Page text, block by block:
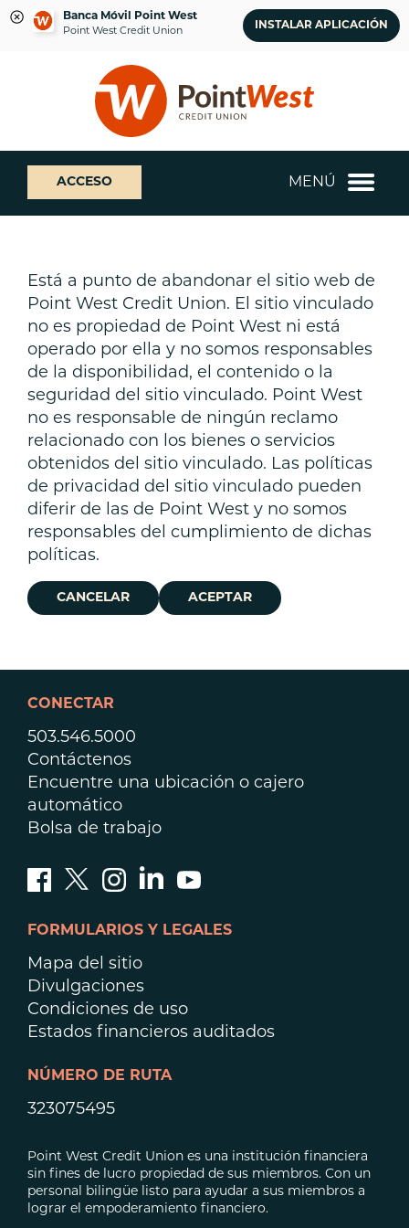
Banca Móvil Point West
Point West Credit Union
INSTALAR APLICACIÓN
sesión
banca
web
¿Qué
podemos
ayudarte
a
ACCESO MENÚ
Está a punto de abandonar el sitio web de
Point West Credit Union. El sitio vinculado
no es propiedad de Point West ni está
operado por ella y no somos responsables
de la disponibilidad, el contenido o la
seguridad del sitio vinculado. Point West
no es responsable de ningún reclamo
relacionado con los bienes o servicios
obtenidos del sitio vinculado. Las políticas
de privacidad del sitio vinculado pueden
diferir de las de Point West y no somos
responsables del cumplimiento de dichas
políticas.
CANCELAR ACEPTAR
CONECTAR
503.546.5000
Contáctenos
Encuentre una ubicación o cajero
automático
Bolsa de trabajo
FORMULARIOS Y LEGALES
Mapa del sitio
Divulgaciones
Condiciones de uso
Estados financieros auditados
NÚMERO DE RUTA
323075495
Point West Credit Union es una institución financiera
sin fines de lucro propiedad de sus miembros. Con un
personal bilingüe listo para ayudar a sus miembros a
lograr el empoderamiento financiero.